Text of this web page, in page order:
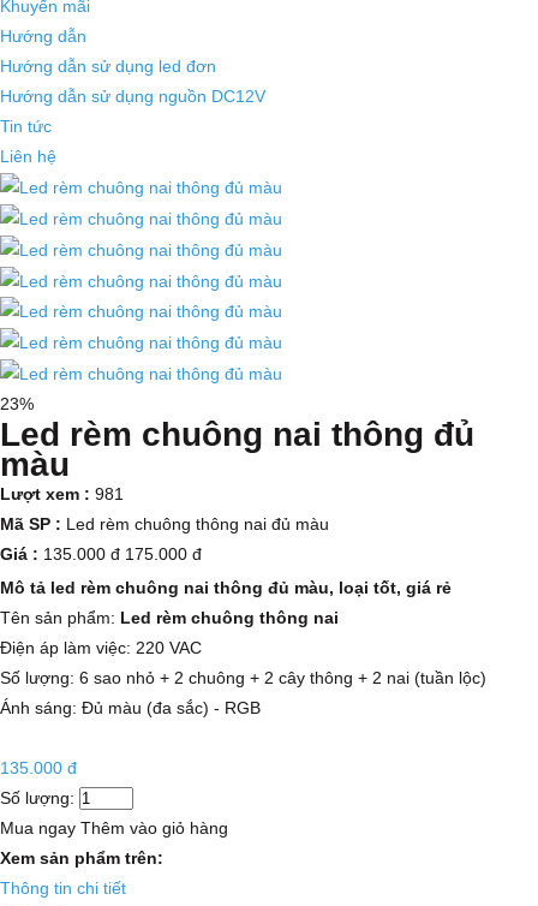
Khuyến mãi
Hướng dẫn
Hướng dẫn sử dụng led đơn
Hướng dẫn sử dụng nguồn DC12V
Tin tức
Liên hệ
23%
Led rèm chuông nai thông đủ
màu
Lượt xem : 981
Mã SP : Led rèm chuông thông nai đủ màu
Giá : 135.000 đ 175.000 đ
Mô tả led rèm chuông nai thông đủ màu, loại tốt, giá rẻ
Tên sản phẩm: Led rèm chuông thông nai
Điện áp làm việc: 220 VAC
Số lượng: 6 sao nhỏ + 2 chuông + 2 cây thông + 2 nai (tuần lộc)
Ánh sáng: Đủ màu (đa sắc) - RGB
135.000 đ
Số lượng:
Mua ngay Thêm vào giỏ hàng
Xem sản phẩm trên:
Thông tin chi tiết